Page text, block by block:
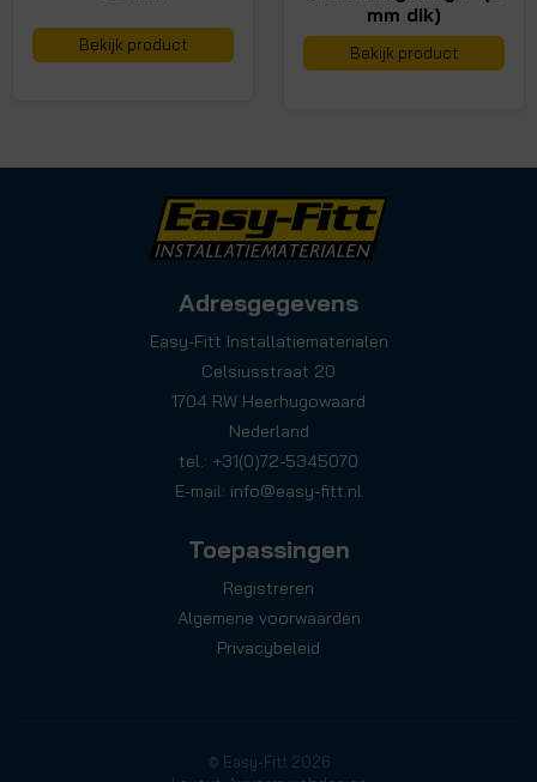
Bekijk product
mm dik)
Bekijk product
Adresgegevens
Easy-Fitt Installatiematerialen
Celsiusstraat 20
1704 RW Heerhugowaard
Nederland
tel.: +31(0)72-5345070
E-mail: info@easy-fitt.nl
Toepassingen
Registreren
Algemene voorwaarden
Privacybeleid
© Easy-Fitt 2026